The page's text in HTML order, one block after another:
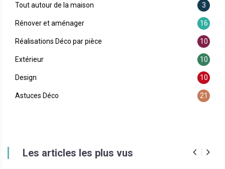
Tout autour de la maison 3
Rénover et aménager 16
Réalisations Déco par pièce 10
Extérieur 10
Design 10
Astuces Déco 21
Les articles les plus vus